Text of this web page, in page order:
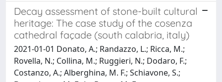
Decay assessment of stone-built cultural
heritage: The case study of the cosenza
cathedral façade (south calabria, italy)
2021-01-01 Donato, A.; Randazzo, L.; Ricca, M.;
Rovella, N.; Collina, M.; Ruggieri, N.; Dodaro, F.;
Costanzo, A.; Alberghina, M. F.; Schiavone, S.;